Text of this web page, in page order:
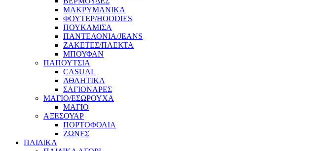
ΜΑΚΡΥΜΑΝΙΚΑ
ΦΟΥΤΕΡ/HOODIES
ΠΟΥΚΑΜΙΣΑ
ΠΑΝΤΕΛΟΝΙΑ/JEANS
ΖΑΚΕΤΕΣ/ΠΛΕΚΤΑ
ΜΠΟΥΦΑΝ
ΠΑΠΟΥΤΣΙΑ
CASUAL
ΑΘΛΗΤΙΚΑ
ΣΑΓΙΟΝΑΡΕΣ
ΜΑΓΙΟ/ΕΣΩΡΟΥΧΑ
ΜΑΓΙΟ
ΑΞΕΣΟΥΑΡ
ΠΟΡΤΟΦΟΛΙΑ
ΖΩΝΕΣ
ΠΑΙΔΙΚΑ